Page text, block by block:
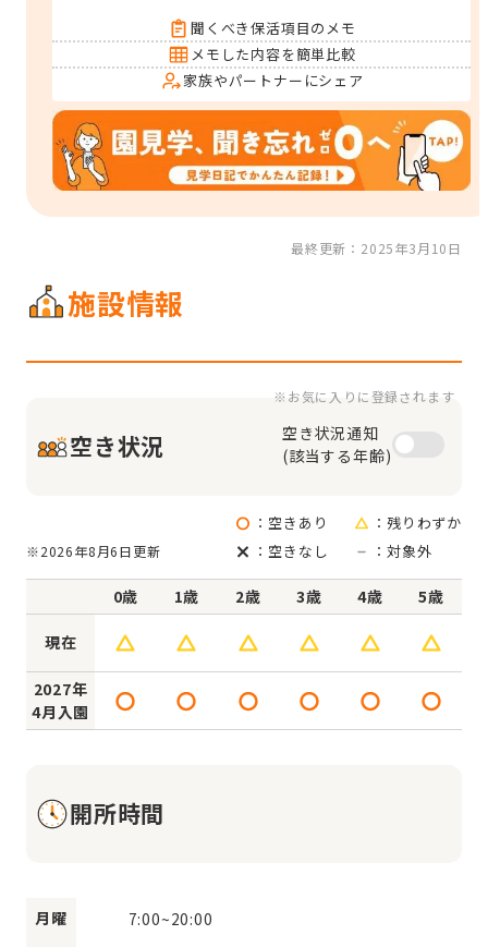
聞くべき保活項目のメモ
メモした内容を簡単比較
家族やパートナーにシェア
最終更新：2025年3月10日
施設情報
空き状況
※お気に入りに登録されます
空き状況通知
(該当する年齢)
※2026年8月6日更新
：空きあり
：残りわずか
：空きなし
：対象外
0歳 1歳 2歳 3歳 4歳 5歳
現在
2027年
4月入園
開所時間
月曜 7:00~20:00